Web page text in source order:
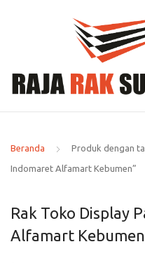
Beranda Produk dengan
Indomaret Alfamart Kebumen”
Rak Toko Display
Alfamart Kebumen